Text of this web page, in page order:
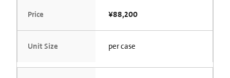
Price ¥88,200
Unit Size per case